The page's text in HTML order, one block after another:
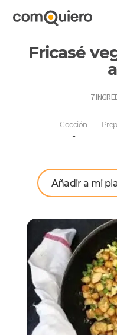
Fricasé
7
Cocción
-
Añadir a mi